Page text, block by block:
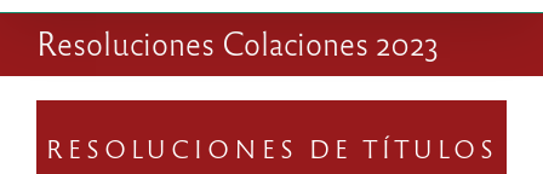
Resoluciones Colaciones 2023
RESOLUCIONES DE TÍTULOS